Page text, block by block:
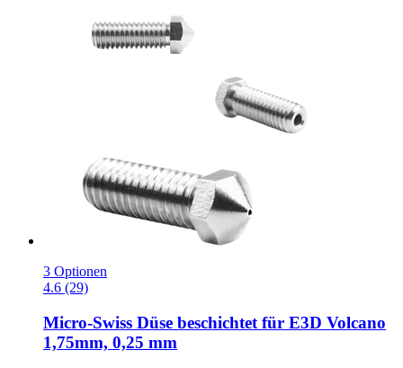
3 Optionen
4.6 (29)
Micro-Swiss Düse beschichtet für E3D Volcano
1,75mm, 0,25 mm